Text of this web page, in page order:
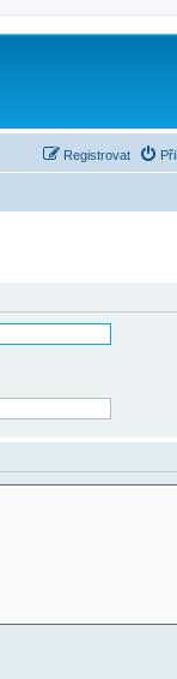
Registrovat